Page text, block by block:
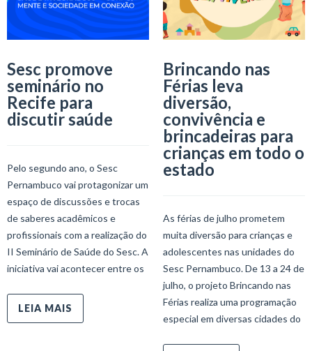
Sesc promove
seminário no
Recife para
discutir saúde
Pelo segundo ano, o Sesc
Pernambuco vai protagonizar um
espaço de discussões e trocas
de saberes acadêmicos e
profissionais com a realização do
II Seminário de Saúde do Sesc. A
iniciativa vai acontecer entre os
LEIA MAIS
Brincando nas
Férias leva
diversão,
convivência e
brincadeiras para
crianças em todo o
estado
As férias de julho prometem
muita diversão para crianças e
adolescentes nas unidades do
Sesc Pernambuco. De 13 a 24 de
julho, o projeto Brincando nas
Férias realiza uma programação
especial em diversas cidades do